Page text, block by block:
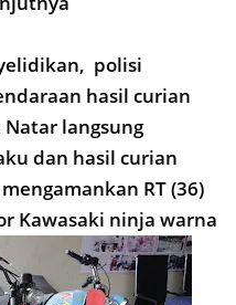
polisi
hasil curian
langsung
dan hasil curian
RT (36)
Kawasaki ninja warna